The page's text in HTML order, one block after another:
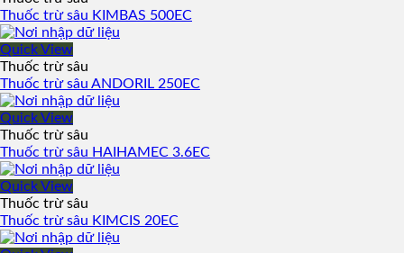
Thuốc trừ sâu KIMBAS 500EC
Quick View
Thuốc trừ sâu
Thuốc trừ sâu ANDORIL 250EC
Quick View
Thuốc trừ sâu
Thuốc trừ sâu HAIHAMEC 3.6EC
Quick View
Thuốc trừ sâu
Thuốc trừ sâu KIMCIS 20EC